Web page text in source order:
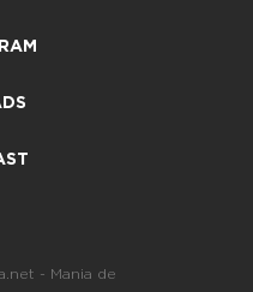
- Mania de